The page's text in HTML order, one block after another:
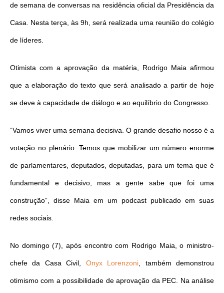
de semana de conversas na residência oficial da Presidência da
Casa. Nesta terça, às 9h, será realizada uma reunião do colégio
de líderes.
Otimista com a aprovação da matéria, Rodrigo Maia afirmou
que a elaboração do texto que será analisado a partir de hoje
se deve à capacidade de diálogo e ao equilíbrio do Congresso.
“Vamos viver uma semana decisiva. O grande desafio nosso é a
votação no plenário. Temos que mobilizar um número enorme
de parlamentares, deputados, deputadas, para um tema que é
fundamental e decisivo, mas a gente sabe que foi uma
construção”, disse Maia em um podcast publicado em suas
redes sociais.
No domingo (7), após encontro com Rodrigo Maia, o ministro-
chefe da Casa Civil, Onyx Lorenzoni , também demonstrou
otimismo com a possibilidade de aprovação da PEC. Na análise